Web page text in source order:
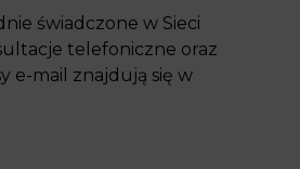
świadczone w Sieci
telefoniczne oraz
e-mail znajdują się w